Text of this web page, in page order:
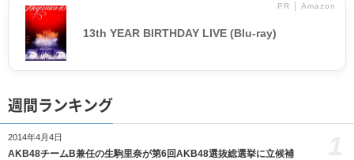
PR │ Amazon
13th YEAR BIRTHDAY LIVE (Blu-ray)
週間ランキング
2014年4月4日
AKB48チームB兼任の生駒里奈が第6回AKB48選抜総選挙に立候補